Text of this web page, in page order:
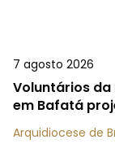
7 agosto 2026
Voluntários
em Bafatá
Arquidiocese de